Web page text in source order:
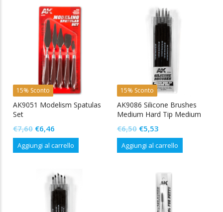
15% Sconto
AK9051 Modelism Spatulas
Set
€7,60 Il
prezzo
originale
€7,60.
€6,46
prezzo
attuale
€6,46.
Aggiungi al carrello
15% Sconto
AK9086 Silicone Brushes
Medium Hard Tip Medium
€6,50 Il
prezzo
originale
€6,50.
€5,53
prezzo
attuale
€5,53.
Aggiungi al carrello